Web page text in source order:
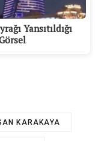
Yansıtıldığı
KARAKAYA